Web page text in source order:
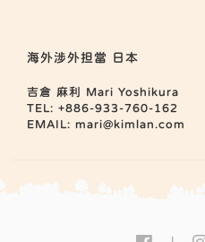
海外涉外担當 日本
吉倉 麻利 Mari Yoshikura
TEL: +886-933-760-162
EMAIL: mari@kimlan.com